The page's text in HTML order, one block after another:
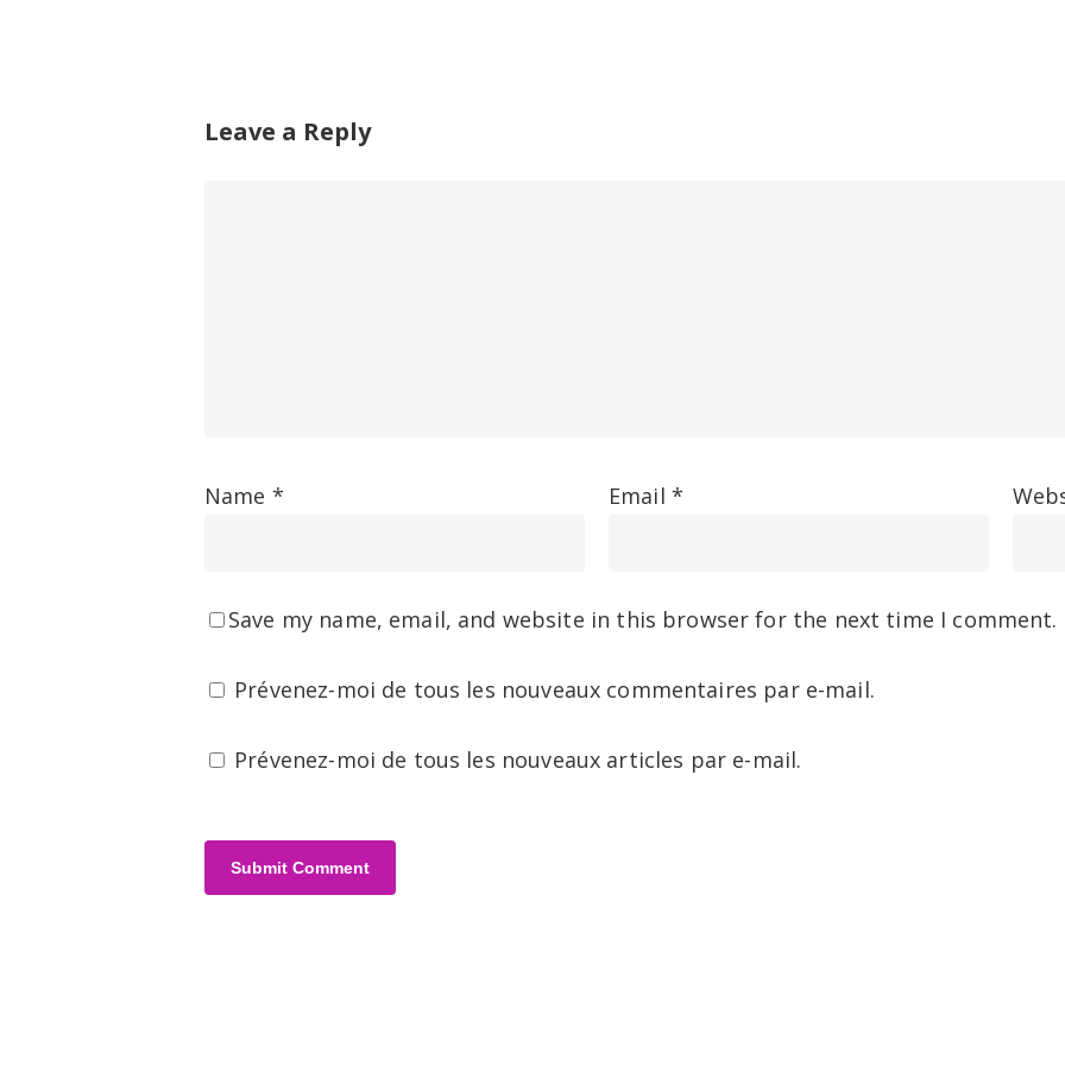
Leave a Reply
Name * Email *
Save my name, email, and website in this browser for the next time I comment.
Prévenez-moi de tous les nouveaux commentaires par e-mail.
Prévenez-moi de tous les nouveaux articles par e-mail.